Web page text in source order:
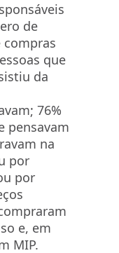
de
compras
que
da
76%
pensavam
na
por
por
e, em
MIP.